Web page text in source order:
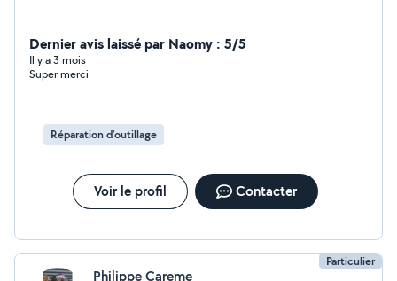
Dernier avis laissé par Naomy : 5/5
Il y a 3 mois
Super merci
Réparation d’outillage
Voir le profil Contacter
Particulier
Philippe Careme